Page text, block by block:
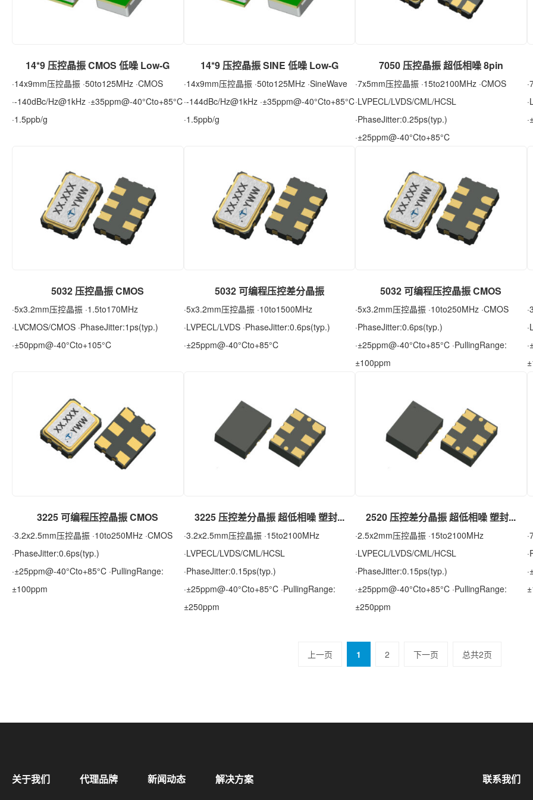
14*9 压控晶振 CMOS 低噪 Low-G
·14x9mm压控晶振 ·50to125MHz ·CMOS
·-140dBc/Hz@1kHz ·±35ppm@-40°Cto+85°C
·1.5ppb/g
14*9 压控晶振 SINE 低噪 Low-G
·14x9mm压控晶振 ·50to125MHz ·SineWave
·-144dBc/Hz@1kHz ·±35ppm@-40°Cto+85°C
·1.5ppb/g
7050 压控晶振 超低相噪 8pin
·7x5mm压控晶振 ·15to2100MHz ·CMOS
·LVPECL/LVDS/CML/HCSL
·PhaseJitter:0.25ps(typ.)
·±25ppm@-40°Cto+85°C
5032 压控晶振 CMOS
·5x3.2mm压控晶振 ·1.5to170MHz
·LVCMOS/CMOS ·PhaseJitter:1ps(typ.)
·±50ppm@-40°Cto+105°C
5032 可编程压控差分晶振
·5x3.2mm压控晶振 ·10to1500MHz
·LVPECL/LVDS ·PhaseJitter:0.6ps(typ.)
·±25ppm@-40°Cto+85°C
5032 可编程压控晶振 CMOS
·5x3.2mm压控晶振 ·10to250MHz ·CMOS
·PhaseJitter:0.6ps(typ.)
·±25ppm@-40°Cto+85°C ·PullingRange:
±100ppm
3225 可编程压控晶振 CMOS
·3.2x2.5mm压控晶振 ·10to250MHz ·CMOS
·PhaseJitter:0.6ps(typ.)
·±25ppm@-40°Cto+85°C ·PullingRange:
±100ppm
3225 压控差分晶振 超低相噪 塑封...
·3.2x2.5mm压控晶振 ·15to2100MHz
·LVPECL/LVDS/CML/HCSL
·PhaseJitter:0.15ps(typ.)
·±25ppm@-40°Cto+85°C ·PullingRange:
±250ppm
2520 压控差分晶振 超低相噪 塑封...
·2.5x2mm压控晶振 ·15to2100MHz
·LVPECL/LVDS/CML/HCSL
·PhaseJitter:0.15ps(typ.)
·±25ppm@-40°Cto+85°C ·PullingRange:
±250ppm
上一页 1 2 下一页 总共2页
关于我们 代理品牌 新闻动态 解决方案 联系我们